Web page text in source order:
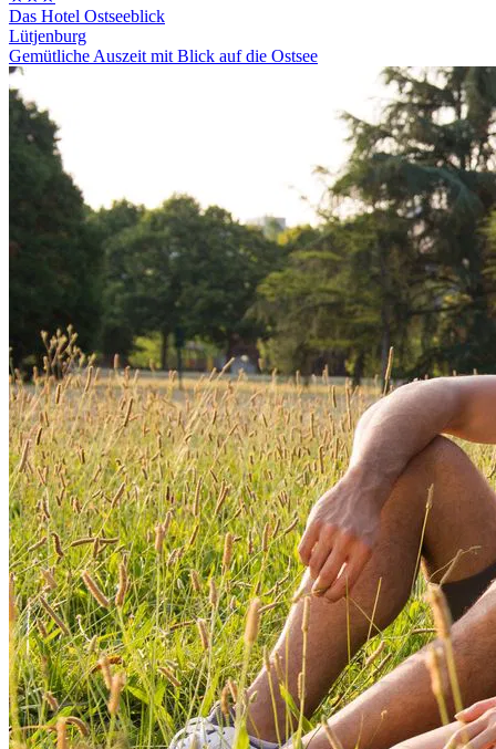
Das Hotel Ostseeblick
Lütjenburg
Gemütliche Auszeit mit Blick auf die Ostsee